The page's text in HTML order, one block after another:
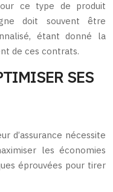
ce type de produit
doit souvent être
étant donné la
de ces contrats.
SES
d’assurance nécessite
les économies
éprouvées pour tirer